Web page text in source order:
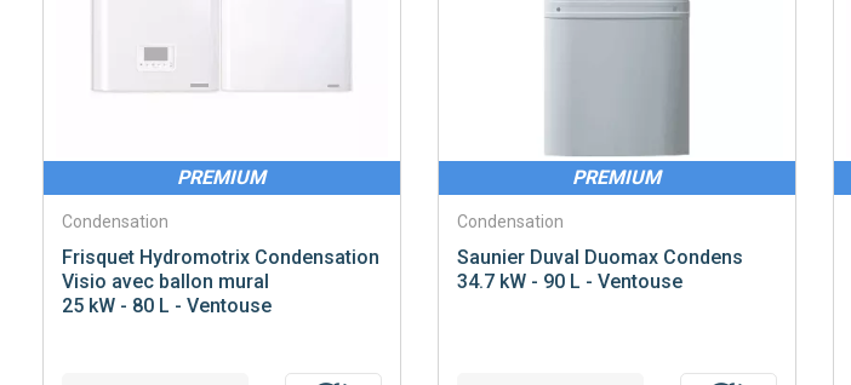
PREMIUM
Condensation
Frisquet Hydromotrix Condensation
Visio avec ballon mural
25 kW - 80 L - Ventouse
PREMIUM
Condensation
Saunier Duval Duomax Condens
34.7 kW - 90 L - Ventouse